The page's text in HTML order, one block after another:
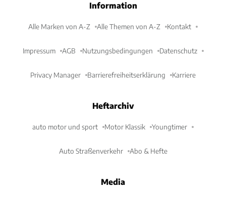
Information
Alle Marken von A-Z Alle Themen von A-Z Kontakt
Impressum AGB Nutzungsbedingungen Datenschutz
Privacy Manager Barrierefreiheitserklärung Karriere
Heftarchiv
auto motor und sport Motor Klassik Youngtimer
Auto Straßenverkehr Abo & Hefte
Media